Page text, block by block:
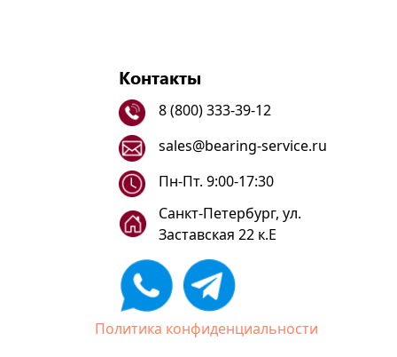
Контакты
8 (800) 333-39-12
sales@bearing-service.ru
Санкт-Петербург, ул.
Заставская 22 к.Е
Пн-Пт. 9:00-17:30
Политика конфиденциальности